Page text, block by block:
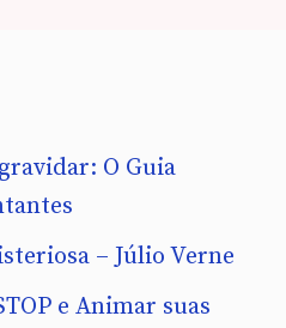
O Guia
– Júlio Verne
e Animar suas